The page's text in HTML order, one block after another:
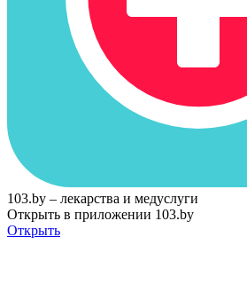
103.by – лекарства и медуслуги
Открыть в приложении 103.by
Открыть